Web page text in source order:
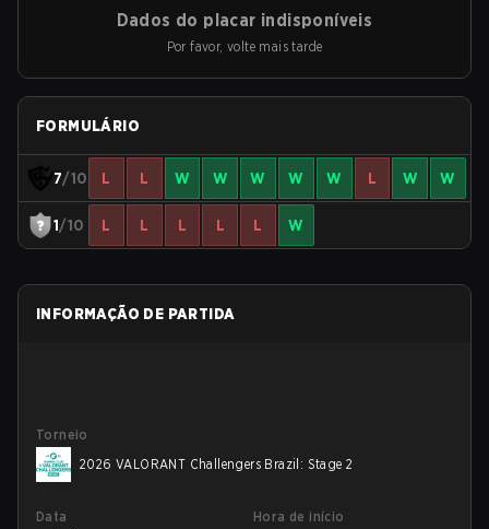
Dados do placar indisponíveis
Por favor, volte mais tarde
FORMULÁRIO
7/10 L L W W W W W L W W
1/10 L L L L L W
INFORMAÇÃO DE PARTIDA
Torneio
2026 VALORANT Challengers Brazil: Stage 2
Data
Hora de início